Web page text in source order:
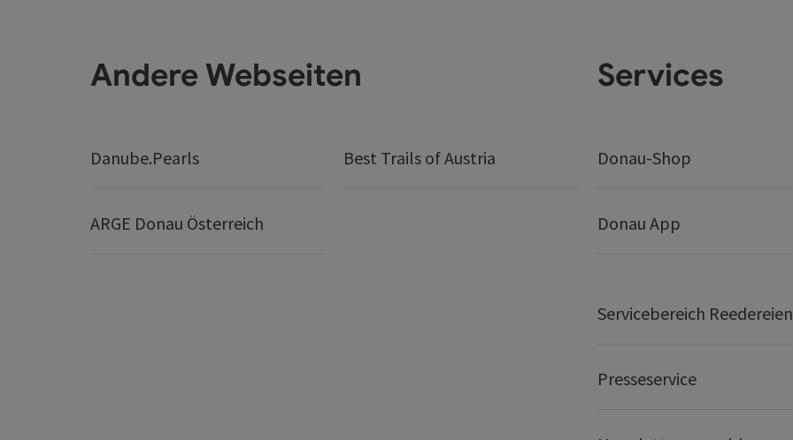
Andere Webseiten
Danube.Pearls Best Trails of Austria
ARGE Donau Österreich
Services
Donau-Shop
Donau App
Servicebereich Reedereien
Presseservice